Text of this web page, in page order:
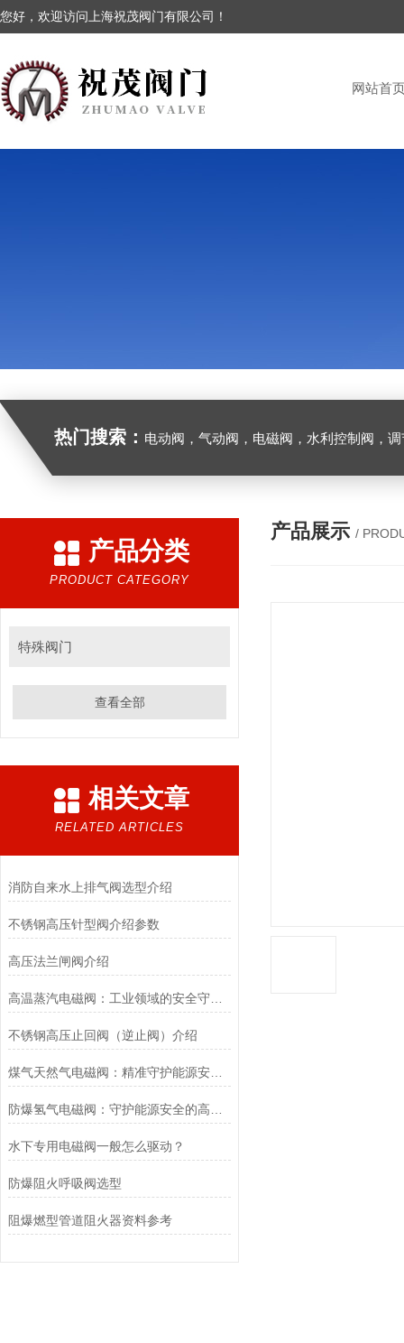
您好，欢迎访问上海祝茂阀门有限公司！
网站首
热门搜索： 电动阀，气动阀，电磁阀，水利控制阀，调节
产品分类
PRODUCT CATEGORY
特殊阀门
查看全部
相关文章
RELATED ARTICLES
消防自来水上排气阀选型介绍
不锈钢高压针型阀介绍参数
高压法兰闸阀介绍
不锈钢高压止回阀（逆止阀）介绍
煤气天然气电磁阀：精准守护能源安全的“调控卫士”
水下专用电磁阀一般怎么驱动？
防爆阻火呼吸阀选型
阻爆燃型管道阻火器资料参考
产品展示 /